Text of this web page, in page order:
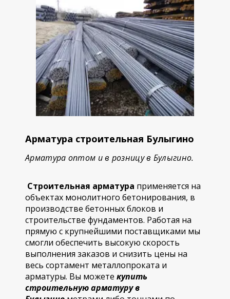
Арматура строительная Булыгино
Арматура оптом и в розницу в Булыгино.
Строительная арматура применяется на
объектах монолитного бетонирования, в
производстве бетонных блоков и
строительстве фундаментов. Работая на
прямую с крупнейшими поставщиками мы
смогли обеспечить высокую скорость
выполнения заказов и снизить цены на
весь сортамент металлопроката и
арматуры. Вы можете купить
строительнуюарматуру в